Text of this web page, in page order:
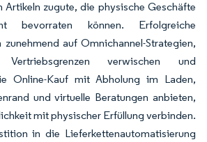
Artikeln zugute, die physische Geschäfte
bevorraten können. Erfolgreiche
zunehmend auf Omnichannel-Strategien,
verwischen und
Online-Kauf mit Abholung im Laden,
und virtuelle Beratungen anbieten,
mit physischer Erfüllung verbinden.
in die Lieferkettenautomatisierung